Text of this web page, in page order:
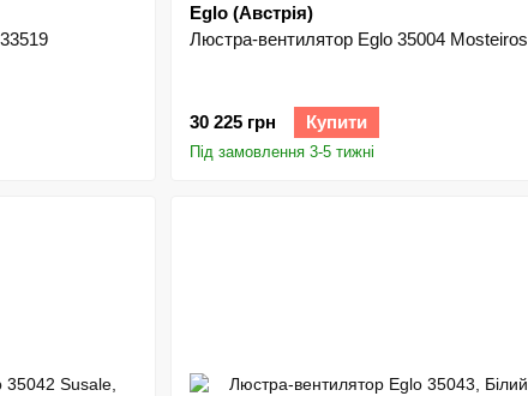
Eglo (Австрія)
Люстра-вентилятор Eglo 35004 Mosteiros
30 225 грн Купити
Під замовлення 3-5 тижні